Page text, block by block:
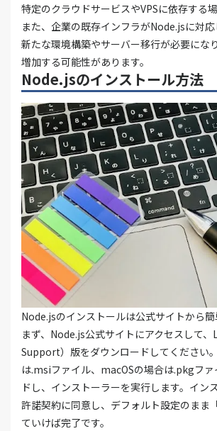
特定のクラウドサービスやVPSに依存する場
また、企業の既存インフラがNode.jsに対応
新たな環境構築やサーバー移行が必要にな
増加する可能性があります。
Node.jsのインストール方法
Node.jsのインストールは公式サイトから簡
まず、Node.js公式サイトにアクセスして
Support）版をダウンロードしてください
は.msiファイル、macOSの場合は.pkgフ
ドし、インストーラーを実行します。イン
許諾契約に同意し、デフォルト設定のまま
ていけば完了です。